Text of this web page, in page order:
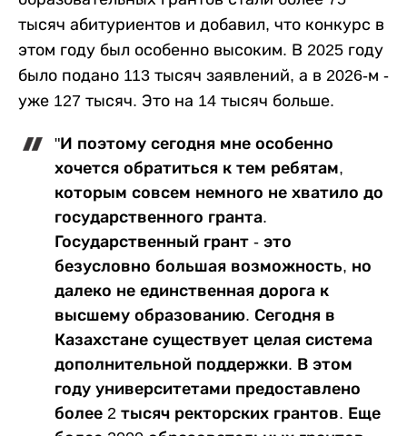
тысяч абитуриентов и добавил, что конкурс в
этом году был особенно высоким. В 2025 году
было подано 113 тысяч заявлений, а в 2026-м -
уже 127 тысяч. Это на 14 тысяч больше.
"И поэтому сегодня мне особенно
хочется обратиться к тем ребятам,
которым совсем немного не хватило до
государственного гранта.
Государственный грант - это
безусловно большая возможность, но
далеко не единственная дорога к
высшему образованию. Сегодня в
Казахстане существует целая система
дополнительной поддержки. В этом
году университетами предоставлено
более 2 тысяч ректорских грантов. Еще